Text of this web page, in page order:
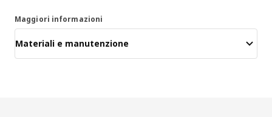
Maggiori informazioni
Materiali e manutenzione